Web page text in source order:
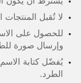
لا تُقبل
للحصول على
وإرسال صورة
يُفضّل كتابة
الطرد.